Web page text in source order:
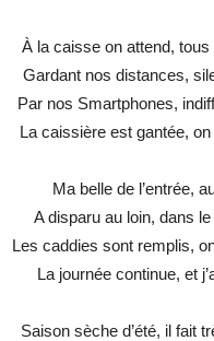
À la caisse on attend, tous
Gardant nos distances,
Par nos Smartphones,
La caissière est gantée,
Ma belle de l’entrée,
A disparu au loin, dans
Les caddies sont remplis,
La journée continue, et
Saison sèche d’été, il fait